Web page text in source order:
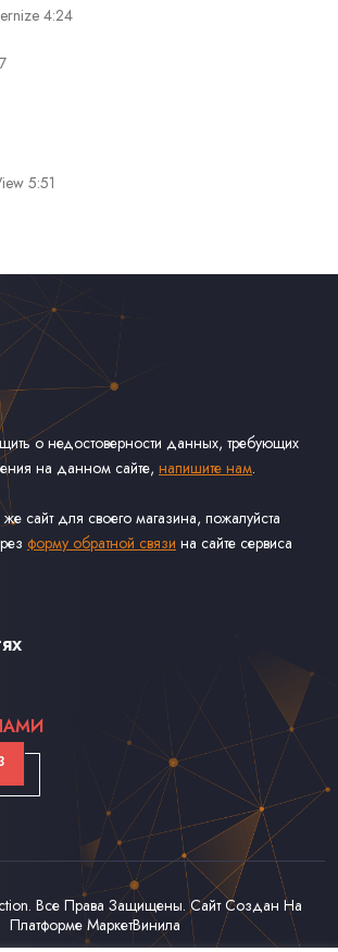
4:24
5:51
о недостоверности данных, требующих
на данном сайте, напишите нам.
же сайт для своего магазина, пожалуйста
форму обратной связи на сайте сервиса
и Кассет
. Все Права Защищены. Сайт Создан На
Платформе МаркетВинила